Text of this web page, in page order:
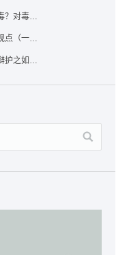
福州毒品辩护律师分享—走私百公斤冰毒？对毒品缺失型走私毒品罪案件，该如何有效辩护
福州毒品辩护律师分享—代购毒品辩护观点（一）——“真假”之辩
福州毒品犯罪辩护律师分享—毒品犯罪辩护之如何提炼言辞证据